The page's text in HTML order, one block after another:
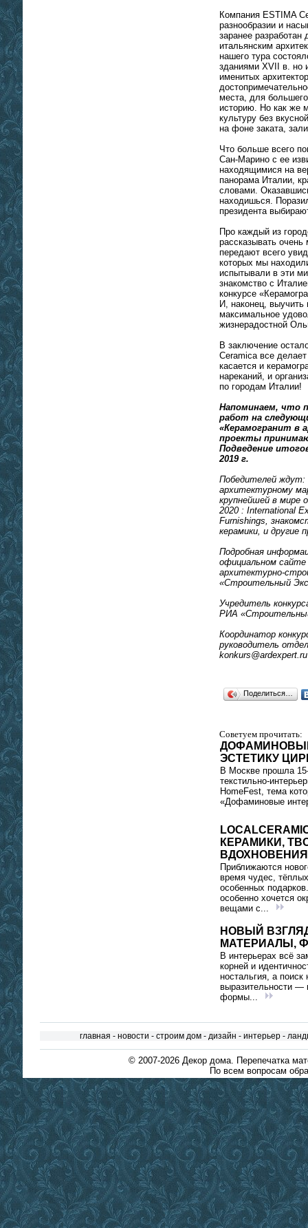
Компания ESTIMA
разнообразии и
заранее разработан
итальянским
нашего тура
зданиями XVII в. но
именитых
места, для
историю. Но как же
культуру без
на фоне заката,
Что больше всего
Сан-Марино с ее
находящимися на
панорама Италии,
словами.
находишься.
президента
Про каждый из
рассказывать
передают всего
которых мы
испытывали в эти
знакомство с
конкурсе
И, наконец, выучить
максимальное
жизнерадостной
В заключение
Ceramica все
касается и
нареканий, и
по городам Италии!
Напоминаем, что
работ на
«Керамогранит в
проекты
Подведение
2019 г.
Победителей ждут:
архитектурному
крупнейшей в мире
2020 : International
Furnishings,
керамики, и другие
Подробная
официальном сайте
архитектурно-
«Строительный
Учредитель
РИА
Координатор
руководитель
konkurs@ardexpert.ru
Поделиться…
Советуем прочитать:
ЭСТЕТИКУ
В Москве прошла
HomeFest, тема
«Дофаминовые
КЕРАМИКИ,
ВДОХНОВЕНИЯ
Приближаются
время чудес,
особенных
особенно хочется
вещами с...
НОВЫЙ
МАТЕРИАЛЫ,
В интерьерах всё
корней и
ностальгия, а поиск
выразительности —
формы...
главная - новости - строим дом- дизайн - интерьер-
© 2007-2026 Декор дома. Перепечатка
По всем вопросам